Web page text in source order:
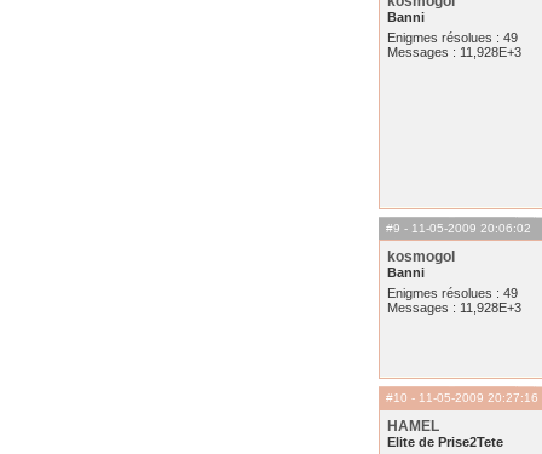
Banni
Enigmes résolues : 49
Messages : 11,928E+3
#9 - 11-05-2009 20:06:02
kosmogol
Banni
Enigmes résolues : 49
Messages : 11,928E+3
#10 - 11-05-2009 20:27:16
HAMEL
Elite de Prise2Tete